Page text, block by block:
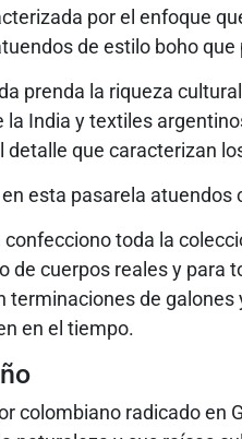
por el enfoque
de estilo boho
prenda la riqueza
la India y textiles
detalle que caracterizan
esta pasarela
confecciono toda la
de cuerpos reales y para
terminaciones de
en el tiempo.
colombiano radicado en